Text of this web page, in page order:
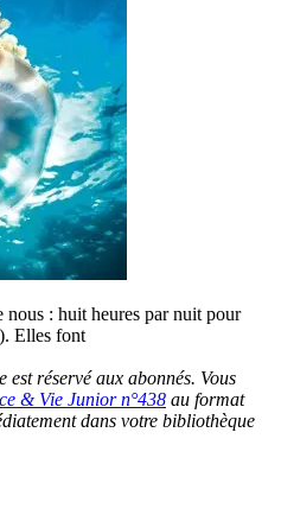
nous : huit heures par nuit pour
Elles font
réservé aux abonnés. Vous
& Vie Junior n°438 au format
dans votre bibliothèque